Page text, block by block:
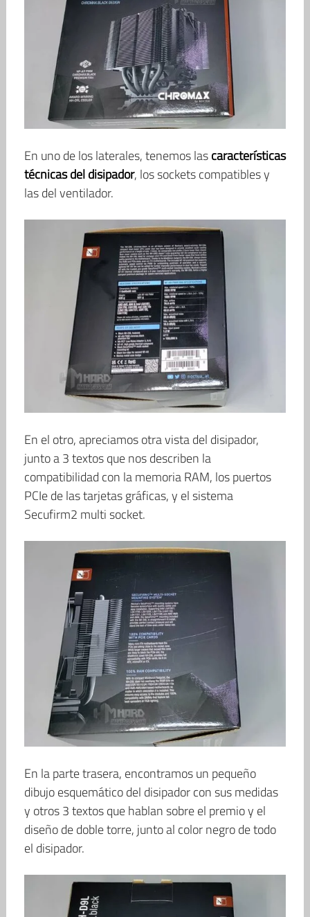
En uno de los laterales, tenemos lascaracterísticas
técnicas del disipador, los sockets compatibles y
las del ventilador.
En el otro, apreciamos otra vista del disipador,
junto a 3 textos que nos describen la
compatibilidad con la memoria RAM, los puertos
PCIe de las tarjetas gráficas, y el sistema
Secufirm2 multi socket.
En la parte trasera, encontramos un pequeño
dibujo esquemático del disipador con sus medidas
y otros 3 textos que hablan sobre el premio y el
diseño de doble torre, junto al color negro de todo
el disipador.